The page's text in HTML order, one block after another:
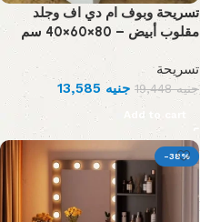
تسريحة وبوف ام دي اف وجلد
مقلوب أبيض – 80×60×40 سم
تسريحة
جنيه19,448 جنيه13,585
Add to cart
-38%